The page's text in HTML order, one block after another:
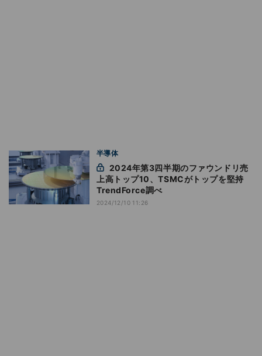
半導体
上高トップ10、TSMCがトップを堅持
TrendForce調べ
2024/12/10 11:26